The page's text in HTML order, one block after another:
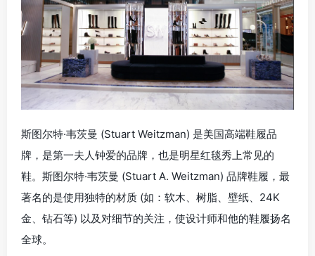
斯图尔特·韦茨曼 (Stuart Weitzman) 是美国高端鞋履品
牌，是第一夫人钟爱的品牌，也是明星红毯秀上常见的
鞋。斯图尔特·韦茨曼 (Stuart A. Weitzman) 品牌鞋履，最
著名的是使用独特的材质 (如：软木、树脂、壁纸、24K
金、钻石等) 以及对细节的关注，使设计师和他的鞋履扬名
全球。